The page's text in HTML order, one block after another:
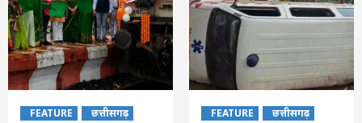
FEATURE
छत्तीसगढ़
FEATURE
छत्तीसगढ़